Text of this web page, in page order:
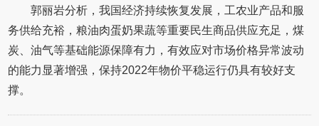
郭丽岩分析，我国经济持续恢复发展，工农业产品和服
务供给充裕，粮油肉蛋奶果蔬等重要民生商品供应充足，煤
炭、油气等基础能源保障有力，有效应对市场价格异常波动
的能力显著增强，保持2022年物价平稳运行仍具有较好支
撑。